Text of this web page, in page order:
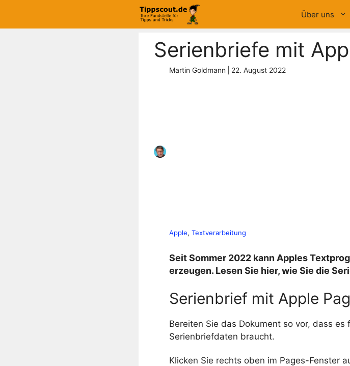
springen
Über uns
Serienbriefe mit
Martin Goldmann 22. August 2022
Apple, Textverarbeitung
Seit Sommer 2022 kann Apples
erzeugen. Lesen Sie hier, wie Sie die
Serienbrief mit Apple
Bereiten Sie das Dokument so vor, dass
Serienbriefdaten braucht.
Klicken Sie rechts oben im Pages-Fenster